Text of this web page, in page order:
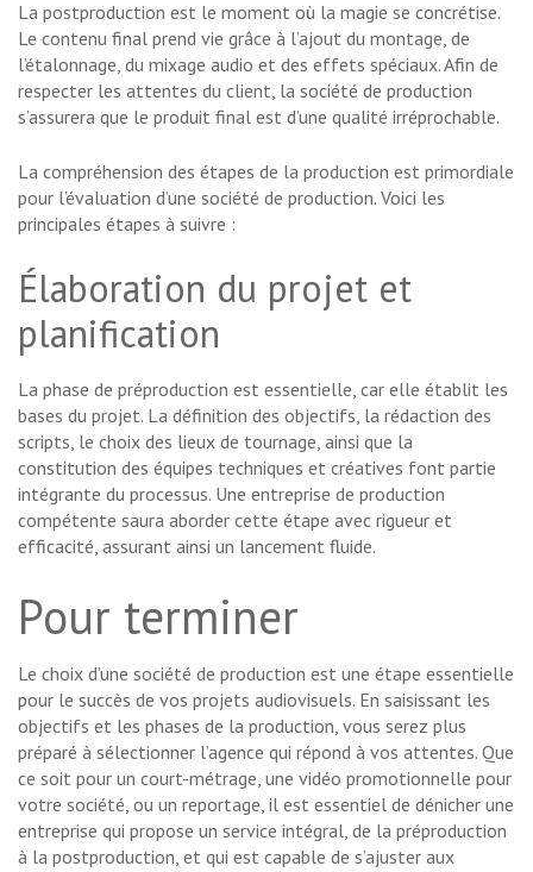
La postproduction est le moment où la magie se concrétise.
Le contenu final prend vie grâce à l’ajout du montage, de
l’étalonnage, du mixage audio et des effets spéciaux. Afin de
respecter les attentes du client, la société de production
s’assurera que le produit final est d’une qualité irréprochable.
La compréhension des étapes de la production est primordiale
pour l’évaluation d’une société de production. Voici les
principales étapes à suivre :
Élaboration du projet et
planification
La phase de préproduction est essentielle, car elle établit les
bases du projet. La définition des objectifs, la rédaction des
scripts, le choix des lieux de tournage, ainsi que la
constitution des équipes techniques et créatives font partie
intégrante du processus. Une entreprise de production
compétente saura aborder cette étape avec rigueur et
efficacité, assurant ainsi un lancement fluide.
Pour terminer
Le choix d’une société de production est une étape essentielle
pour le succès de vos projets audiovisuels. En saisissant les
objectifs et les phases de la production, vous serez plus
préparé à sélectionner l’agence qui répond à vos attentes. Que
ce soit pour un court-métrage, une vidéo promotionnelle pour
votre société, ou un reportage, il est essentiel de dénicher une
entreprise qui propose un service intégral, de la préproduction
à la postproduction, et qui est capable de s’ajuster aux